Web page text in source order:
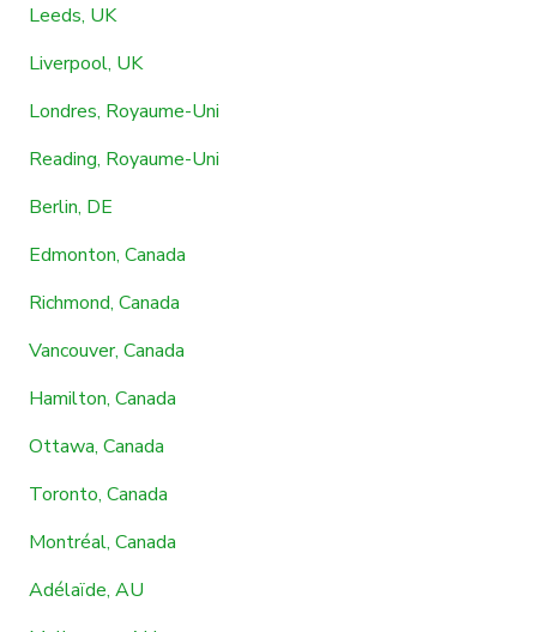
Leeds, UK
Liverpool, UK
Londres, Royaume-Uni
Reading, Royaume-Uni
Berlin, DE
Edmonton, Canada
Richmond, Canada
Vancouver, Canada
Hamilton, Canada
Ottawa, Canada
Toronto, Canada
Montréal, Canada
Adélaïde, AU